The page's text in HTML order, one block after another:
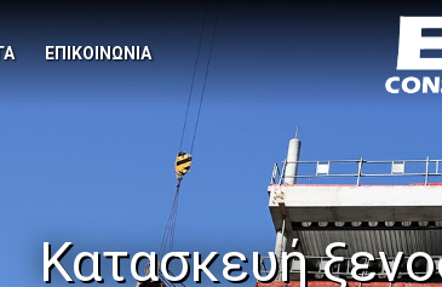
ΕΠΙΚΟΙΝΩΝΊΑ
Κατασκευή